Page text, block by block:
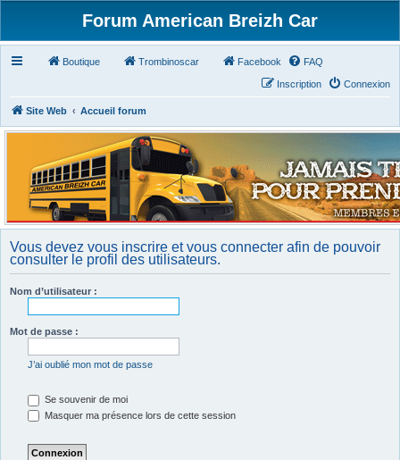
Forum American Breizh Car
Boutique Trombinoscar Facebook FAQ
Connexion
Inscription
Site Web Accueil forum
Vous devez vous inscrire et vous connecter afin de pouvoir
consulter le profil des utilisateurs.
Nom d’utilisateur :
Mot de passe :
J’ai oublié mon mot de passe
Se souvenir de moi
Masquer ma présence lors de cette session